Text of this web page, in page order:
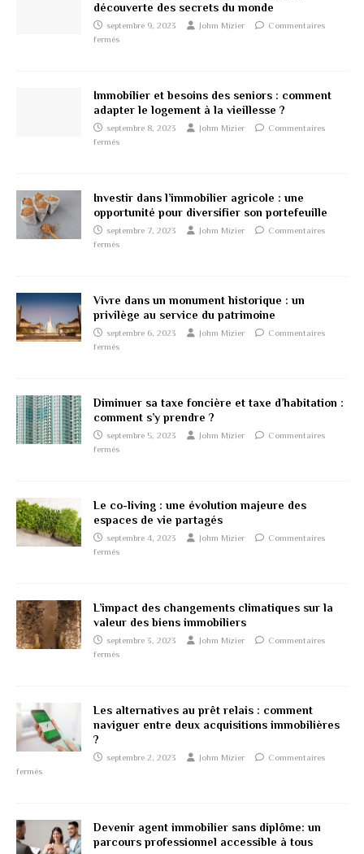
découverte des secrets du monde
septembre 9, 2023 Johm Mizier
Commentaires
fermés
Immobilier et besoins des seniors : comment
adapter le logement à la vieillesse ?
septembre 8, 2023 Johm Mizier
Commentaires
fermés
Investir dans l’immobilier agricole : une
opportunité pour diversifier son portefeuille
septembre 7, 2023 Johm Mizier
Commentaires
fermés
Vivre dans un monument historique : un
privilège au service du patrimoine
septembre 6, 2023 Johm Mizier
Commentaires
fermés
Diminuer sa taxe foncière et taxe d’habitation :
comment s’y prendre ?
septembre 5, 2023 Johm Mizier
Commentaires
fermés
Le co-living : une évolution majeure des
espaces de vie partagés
septembre 4, 2023 Johm Mizier
Commentaires
fermés
L’impact des changements climatiques sur la
valeur des biens immobiliers
septembre 3, 2023 Johm Mizier
Commentaires
fermés
Les alternatives au prêt relais : comment
naviguer entre deux acquisitions immobilières
?
septembre 2, 2023 Johm Mizier
Commentaires
fermés
Devenir agent immobilier sans diplôme: un
parcours professionnel accessible à tous